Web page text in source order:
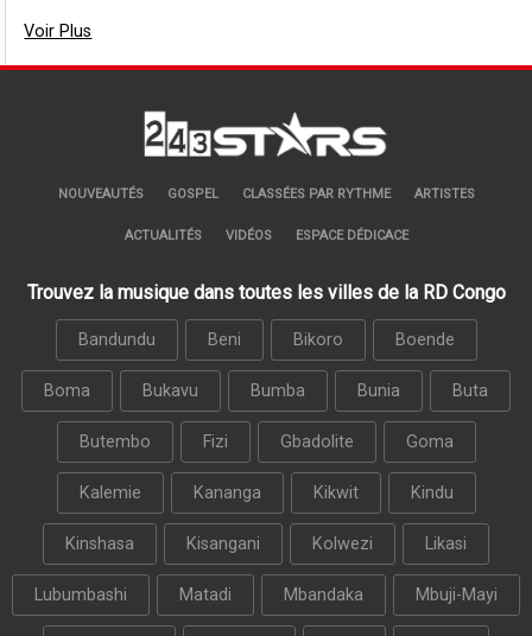
Voir Plus
NOUVEAUTÉS GOSPEL CLASSÉES PAR RYTHME ARTISTES
ACTUALITÉS VIDÉOS ESPACE DÉDICACE
Trouvez la musique dans toutes les villes de la RD Congo
Bandundu Beni Bikoro Boende
Boma Bukavu Bumba Bunia Buta
Butembo Fizi Gbadolite Goma
Kalemie Kananga Kikwit Kindu
Kinshasa Kisangani Kolwezi Likasi
Lubumbashi Matadi Mbandaka Mbuji-Mayi